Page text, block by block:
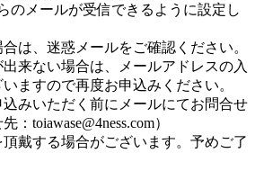
らのメールが受信できるように設定し
は、迷惑メールをご確認ください。
来ない場合は、メールアドレスの入
ますので再度お申込みください。
込みいただく前にメールにてお問合せ
：toiawase@4ness.com）
戴する場合がございます。予めご了